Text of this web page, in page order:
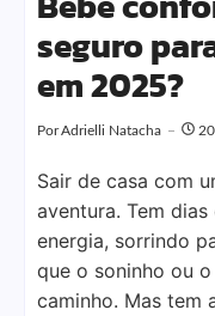
seguro
em 2025?
PorAdrielli Natacha
Sair de casa com
aventura. Tem
energia, sorrindo
que o soninho ou
caminho. Mas tem